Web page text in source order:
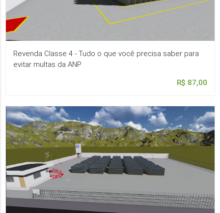
Revenda Classe 4 - Tudo o que você precisa saber para
evitar multas da ANP
R$ 87,00